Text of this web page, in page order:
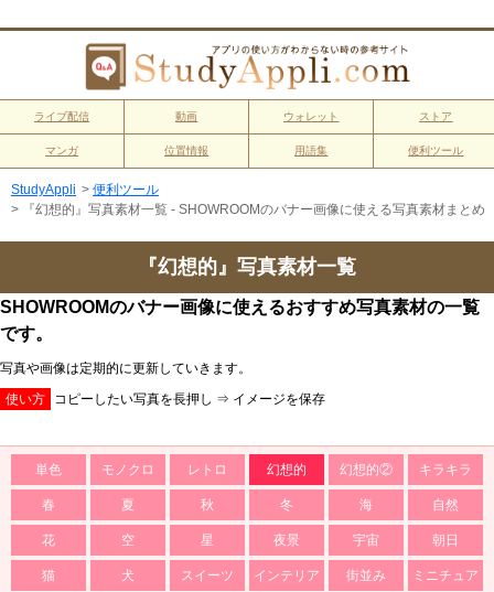
ライブ配信 動画 ウォレット ストア
マンガ 位置情報 用語集 便利ツール
StudyAppli > 便利ツール
>
『幻想的』写真素材一覧 - SHOWROOMのバナー画像に使える写真素材まとめ
『幻想的』写真素材一覧
SHOWROOMのバナー画像に使えるおすすめ写真素材の一覧
です。
写真や画像は定期的に更新していきます。
使い方
コピーしたい写真を長押し ⇒ イメージを保存
単色 モノクロ レトロ 幻想的 幻想的② キラキラ
春 夏 秋 冬 海 自然
花 空 星 夜景 宇宙 朝日
猫 犬 スイーツ インテリア 街並み ミニチュア